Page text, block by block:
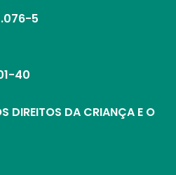
5
40
DIREITOS DA CRIANÇA E O